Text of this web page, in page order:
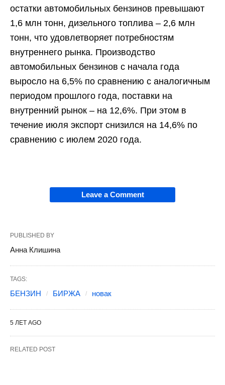
остатки автомобильных бензинов превышают
1,6 млн тонн, дизельного топлива – 2,6 млн
тонн, что удовлетворяет потребностям
внутреннего рынка. Производство
автомобильных бензинов с начала года
выросло на 6,5% по сравнению с аналогичным
периодом прошлого года, поставки на
внутренний рынок – на 12,6%. При этом в
течение июля экспорт снизился на 14,6% по
сравнению с июлем 2020 года.
Leave a Comment
PUBLISHED BY
Анна Клишина
TAGS:
БЕНЗИН БИРЖА новак
5 ЛЕТ AGO
RELATED POST